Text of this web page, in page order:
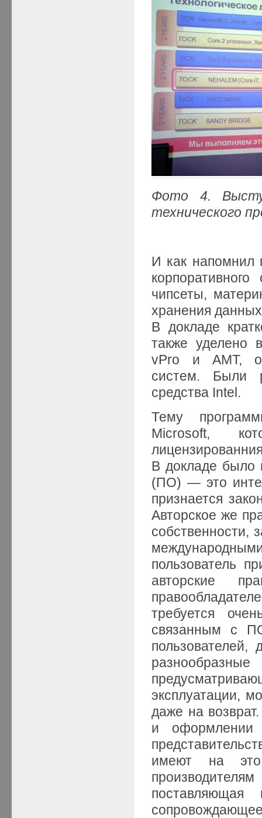
Фото 4.
технического
И как напомнил
чипсеты,
хранения
В докладе
также уделено
vPro и AMT,
систем. Были
средства Intel.
Тему
Microsoft,
В докладе было
(ПО) — это
признается
Авторское же
собственности,
пользователь
авторские
требуется
связанным с
пользователей,
эксплуатации,
даже на
и оформлении
имеют на